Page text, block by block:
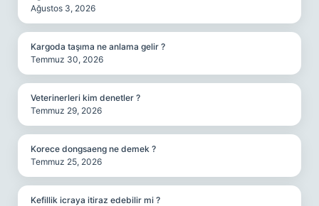
Ağustos 3, 2026
Kargoda taşıma ne anlama gelir ?
Temmuz 30, 2026
Veterinerleri kim denetler ?
Temmuz 29, 2026
Korece dongsaeng ne demek ?
Temmuz 25, 2026
Kefillik icraya itiraz edebilir mi ?